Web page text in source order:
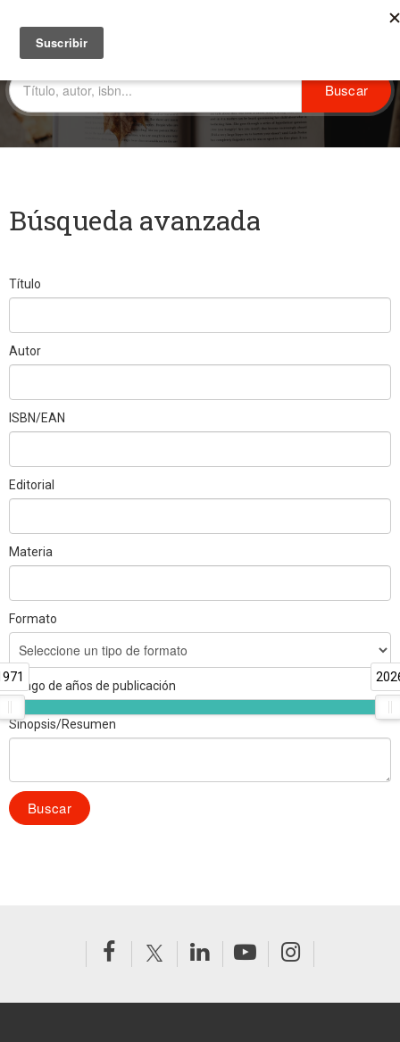
Búsqueda avanzada
Título
Autor
ISBN/EAN
Editorial
Materia
Formato
Rango de años de publicación
Sinopsis/Resumen